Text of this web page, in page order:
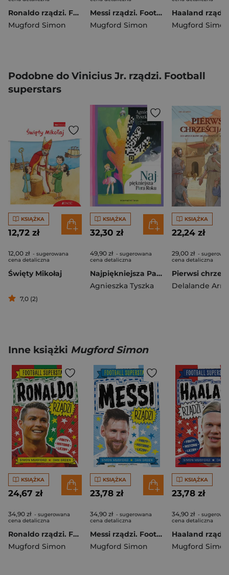
Ronaldo rządzi. Football superstars
Mugford Simon
Messi rządzi. Football superstars
Mugford Simon
Mugford Simon
Podobne do Vinicius Jr. rządzi. Football
superstars
KSIĄŻKA
12,72 zł
12,00 zł - sugerowana
cena detaliczna
Święty Mikołaj
7,0 (2)
KSIĄŻKA
32,30 zł
49,90 zł - sugerowana
cena detaliczna
Najpiękniejsza Para Roku
Agnieszka Tyszka
KSIĄŻKA
22,24 zł
29,00 zł -
cena detaliczna
Delalande
Inne książki Mugford Simon
KSIĄŻKA
24,67 zł
34,90 zł - sugerowana
cena detaliczna
Ronaldo rządzi. Football superstars
Mugford Simon
KSIĄŻKA
23,78 zł
34,90 zł - sugerowana
cena detaliczna
Messi rządzi. Football superstars
Mugford Simon
KSIĄŻKA
23,78 zł
34,90 zł -
cena detaliczna
Mugford Simon